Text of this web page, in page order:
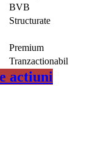
BVB
Structurate
Premium
Tranzactionabil
actiuni